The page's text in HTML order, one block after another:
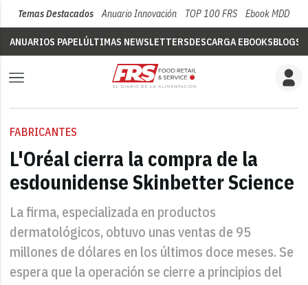
Temas Destacados Anuario Innovación TOP 100 FRS Ebook MDD
ANUARIOS PAPELÚLTIMAS NEWSLETTERSDESCARGA EBOOKSBLOGS
FABRICANTES
L'Oréal cierra la compra de la
esdounidense Skinbetter Science
La firma, especializada en productos
dermatológicos, obtuvo unas ventas de 95
millones de dólares en los últimos doce meses. Se
espera que la operación se cierre a principios del